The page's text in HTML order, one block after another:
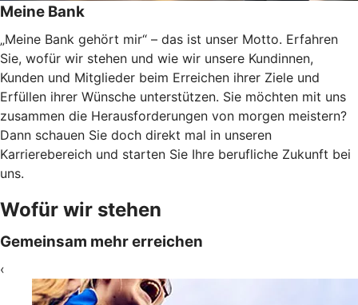
Meine Bank
„Meine Bank gehört mir“ – das ist unser Motto. Erfahren
Sie, wofür wir stehen und wie wir unsere Kundinnen,
Kunden und Mitglieder beim Erreichen ihrer Ziele und
Erfüllen ihrer Wünsche unterstützen. Sie möchten mit uns
zusammen die Herausforderungen von morgen meistern?
Dann schauen Sie doch direkt mal in unseren
Karrierebereich und starten Sie Ihre berufliche Zukunft bei
uns.
Wofür wir stehen
Gemeinsam mehr erreichen
‹